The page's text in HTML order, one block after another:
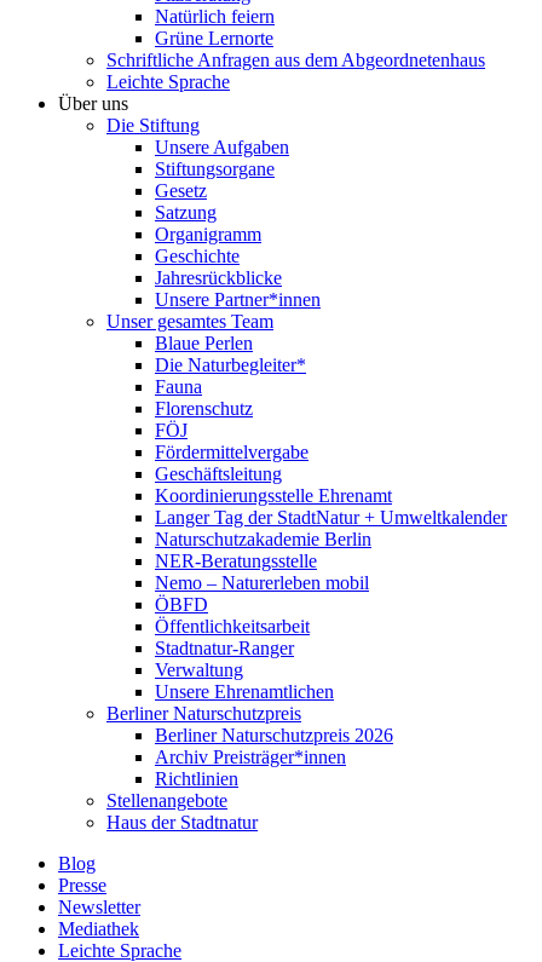
Natürlich feiern
Grüne Lernorte
Schriftliche Anfragen aus dem Abgeordnetenhaus
Leichte Sprache
Über uns
Die Stiftung
Unsere Aufgaben
Stiftungsorgane
Gesetz
Satzung
Organigramm
Geschichte
Jahresrückblicke
Unsere Partner*innen
Unser gesamtes Team
Blaue Perlen
Die Naturbegleiter*
Fauna
Florenschutz
FÖJ
Fördermittelvergabe
Geschäftsleitung
Koordinierungsstelle Ehrenamt
Langer Tag der StadtNatur + Umweltkalender
Naturschutzakademie Berlin
NER-Beratungsstelle
Nemo – Naturerleben mobil
ÖBFD
Öffentlichkeitsarbeit
Stadtnatur-Ranger
Verwaltung
Unsere Ehrenamtlichen
Berliner Naturschutzpreis
Berliner Naturschutzpreis 2026
Archiv Preisträger*innen
Richtlinien
Stellenangebote
Haus der Stadtnatur
Blog
Presse
Newsletter
Mediathek
Leichte Sprache